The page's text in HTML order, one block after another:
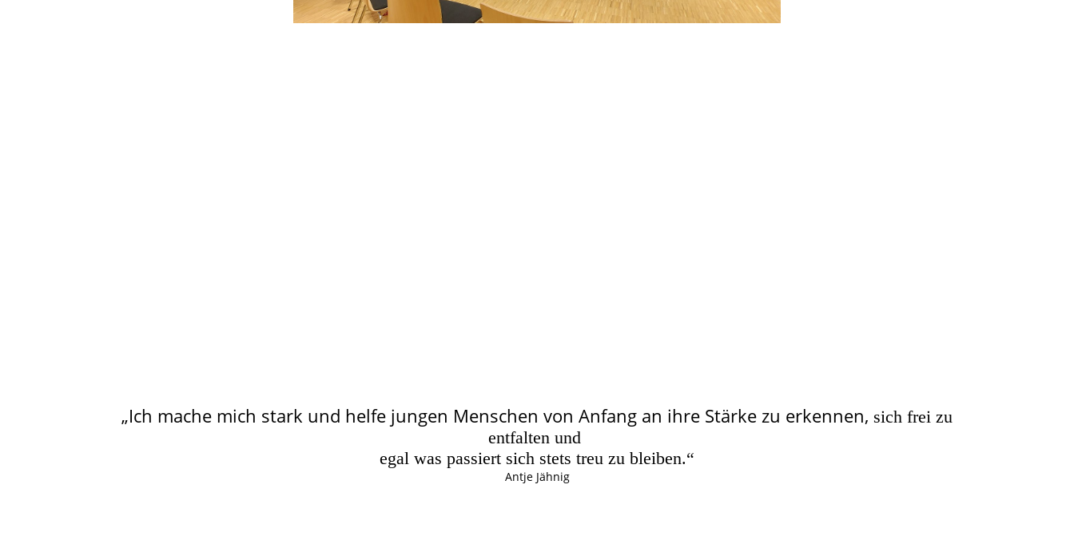
„Ich mache mich stark und helfe jungen Menschen von Anfang an ihre Stärke zu erkennen, sich frei zu
entfalten und
egal was passiert sich stets treu zu bleiben.“
Antje Jähnig